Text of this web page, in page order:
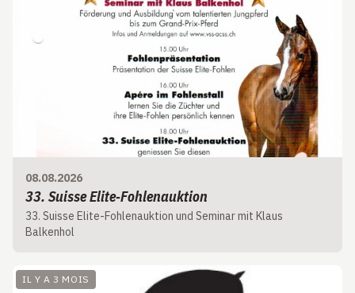
08.08.2026
33. Suisse Elite‑Fohlenauktion
33. Suisse Elite-Fohlenauktion und Seminar mit Klaus
Balkenhol
IL Y A 3 MOIS